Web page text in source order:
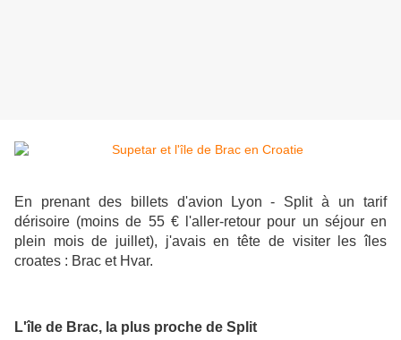
En prenant des billets d'avion Lyon - Split à un tarif
dérisoire (moins de 55 € l'aller-retour pour un séjour en
plein mois de juillet), j'avais en tête de visiter les îles
croates : Brac et Hvar.
L'île de Brac, la plus proche de Split